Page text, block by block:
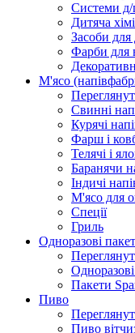
Системи д/
Дитяча
Засоби для
Фарби для
М'ясо
Свиннi
Курячi
Фарш i
Телячi i
Баранячи
Iндичi
М'ясо для
Спеції
Гриль
Одноразові
Пакети
Пиво
Пиво